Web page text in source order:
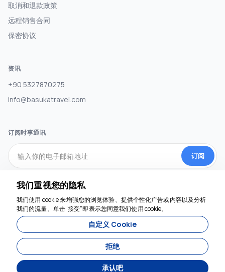
取消和退款政策
远程销售合同
保密协议
资讯
+90 5327870275
info@basukatravel.com
订阅时事通讯
订阅
社交媒体
我们重视您的隐私
我们使用 cookie 来增强您的浏览体验、提供个性化广告或内容以及分析
我们的流量。单击“接受”即表示您同意我们使用 cookie。
自定义 Cookie
拒绝
承认吧
我们随时为您服务